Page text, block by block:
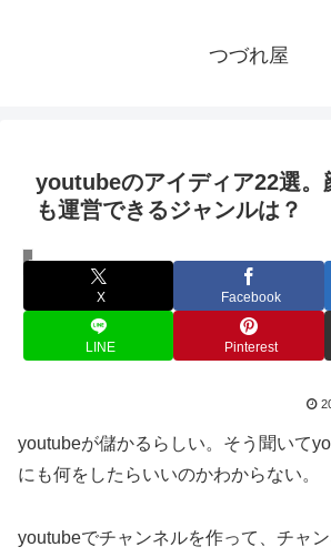
つづれ屋
youtubeのアイディア22選。
も運営できるジャンルは？
oshirase
X Facebook
LINE Pinterest
youtubeが儲かるらしい。そう聞いて
にも何をしたらいいのかわからない。
youtubeでチャンネルを作って、チャン